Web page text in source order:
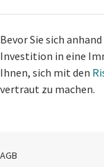
Bevor Sie sich
Investition in eine
Ihnen, sich mit den
vertraut zu machen.
AGB